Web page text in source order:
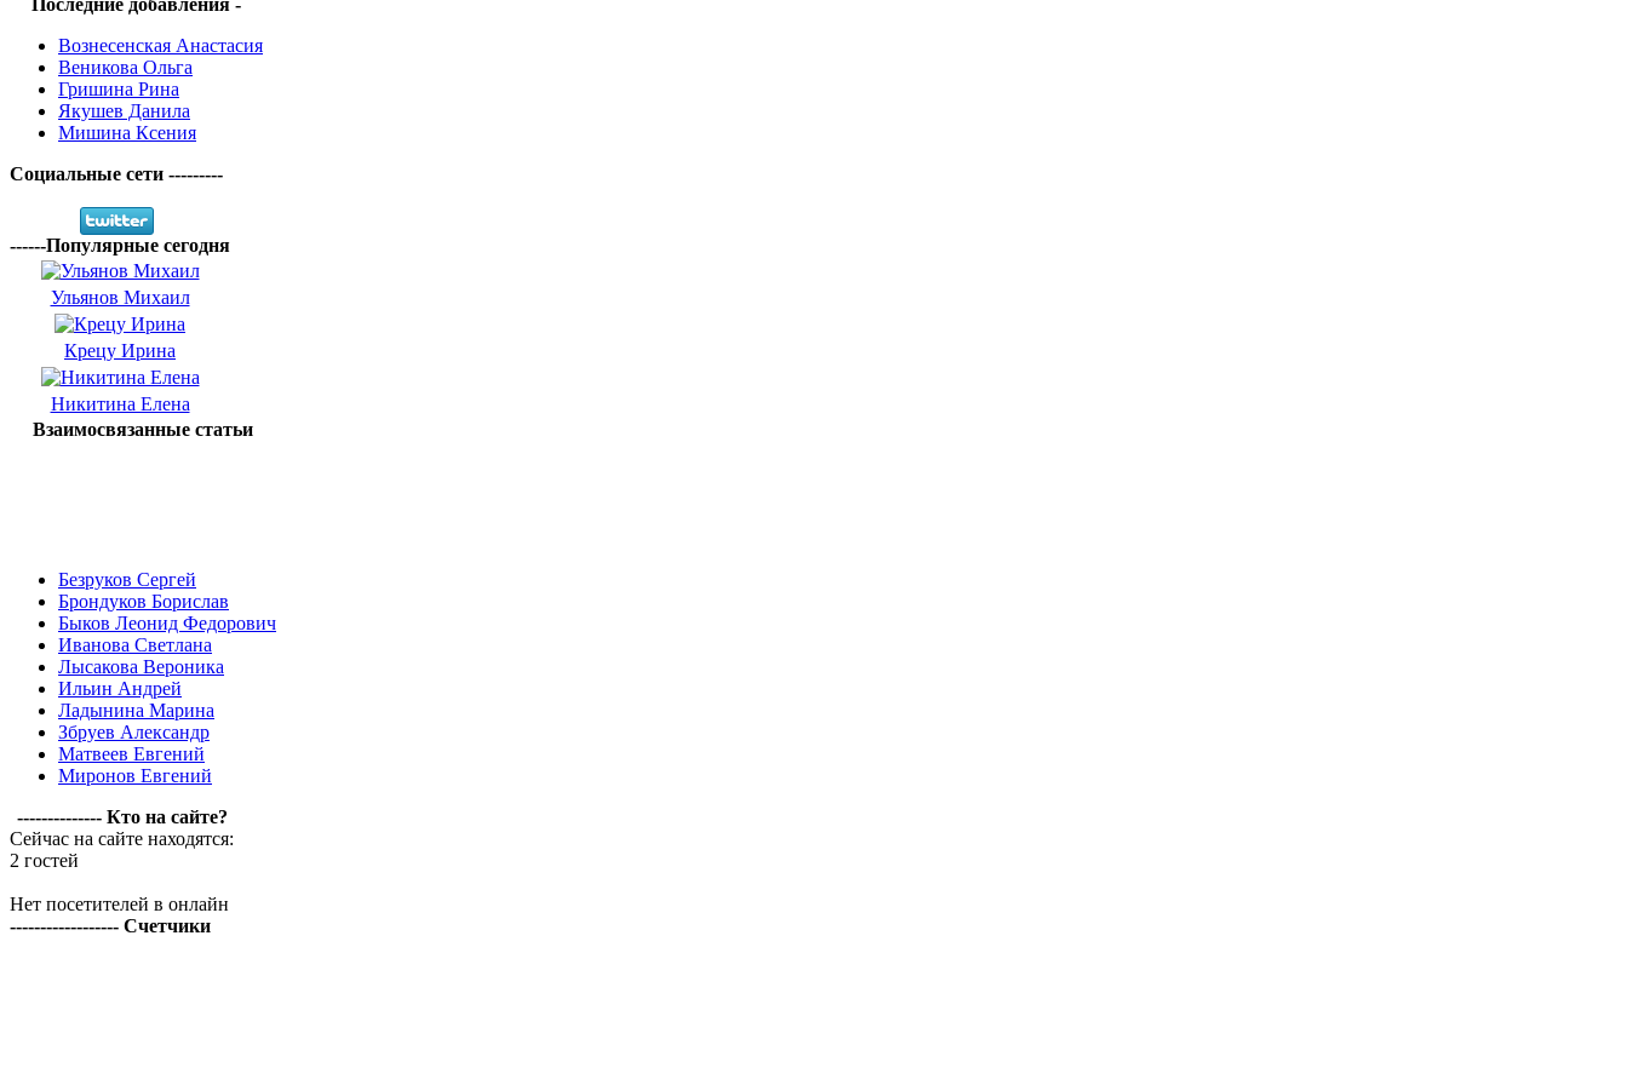
Последние добавления -
Вознесенская Анастасия
Веникова Ольга
Гришина Рина
Якушев Данила
Мишина Ксения
Социальные сети ---------
------Популярные сегодня
Ульянов Михаил
Крецу Ирина
Никитина Елена
Взаимосвязанные статьи
Безруков Сергей
Брондуков Борислав
Быков Леонид Федорович
Иванова Светлана
Лысакова Вероника
Ильин Андрей
Ладынина Марина
Збруев Александр
Матвеев Евгений
Миронов Евгений
-------------- Кто на сайте?
Сейчас на сайте находятся:
2 гостей
Нет посетителей в онлайн
------------------ Счетчики